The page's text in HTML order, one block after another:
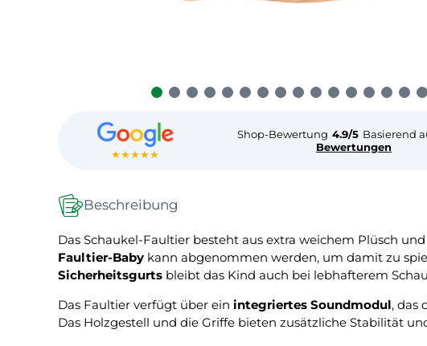
★★★★★
Shop-Bewertung 4.9/5 Basierend
Bewertungen
Beschreibung
Das Schaukel-Faultier besteht aus extra weichem Plüsch
Faultier-Baby kann abgenommen werden, um damit zu
Sicherheitsgurts bleibt das Kind auch bei lebhafterem
Das Faultier verfügt über ein integriertes Soundmodul, das
Das Holzgestell und die Griffe bieten zusätzliche Stabilität